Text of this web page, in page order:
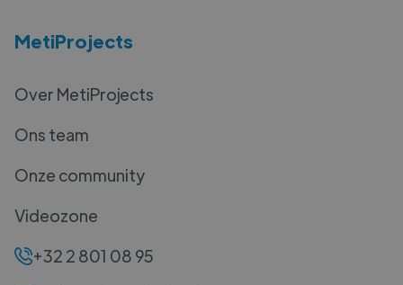
MetiProjects
Over MetiProjects
Ons team
Onze community
Videozone
+32 2 801 08 95